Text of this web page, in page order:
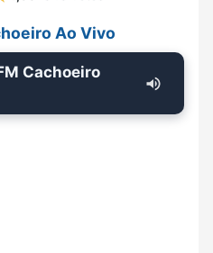
Ao Vivo
Cachoeiro